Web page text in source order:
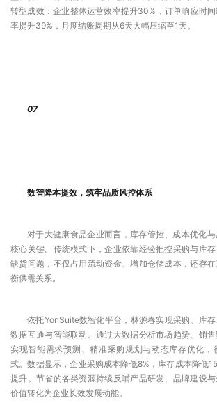
转型成效：企业整体运营效率提升30%，订单响应时
率提升39%，月度结账周期从6天大幅压缩至1天。
07
数智降本提效，筑牢品质风控体系
对于大健康食品企业而言，库存管控、成本优化
核心关键。传统模式下，企业依靠经验把控采购与库
缺货问题，不仅占用流动资金、增加仓储成本，还存
衡供需关系。
依托YonSuite数智化平台，林源春实现采购、库
数据互通与智能联动。通过大数据分析市场趋势、销售
实现智能需求预测、精准采购规划与动态库存优化，
式。数据显示，企业采购成本降低8%，库存成本降低
提升。节省的各类资源持续反哺产品研发、品牌建设
价值转化为企业长效发展动能。